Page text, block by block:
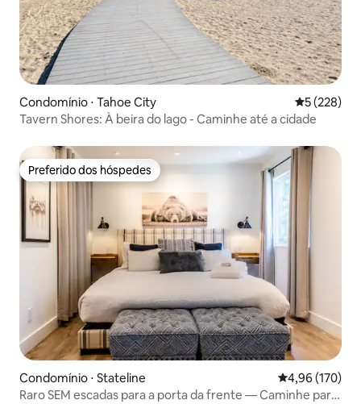
Condomínio ⋅ Tahoe City 5 de uma
5 (228)
Tavern Shores: À beira do lago - Caminhe até a cidade
Preferido dos hóspedes
Preferido dos hóspedes
Condomínio ⋅ Stateline 4,96 de uma
4,96 (170)
Raro SEM escadas para a porta da frente — Caminhe para